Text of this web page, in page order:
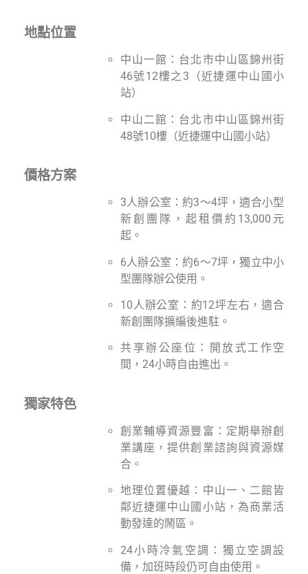
地點位置
中山一館：台北市中山區錦州街
46號12樓之3（近捷運中山國小
站）
中山二館：台北市中山區錦州街
48號10樓（近捷運中山國小站）
價格方案
3人辦公室：約3～4坪，適合小型
新創團隊，起租價約13,000元
起。
6人辦公室：約6～7坪，獨立中小
型團隊辦公使用。
10人辦公室：約12坪左右，適合
新創團隊擴編後進駐。
共享辦公座位：開放式工作空
間，24小時自由進出。
獨家特色
創業輔導資源豐富：定期舉辦創
業講座，提供創業諮詢與資源媒
合。
地理位置優越：中山一、二館皆
鄰近捷運中山國小站，為商業活
動發達的鬧區。
24小時冷氣空調：獨立空調設
備，加班時段仍可自由使用。